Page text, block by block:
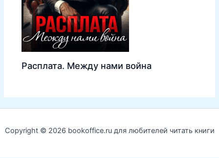
Расплата. Между нами война
Copyright © 2026 bookoffice.ru для любителей читать книги